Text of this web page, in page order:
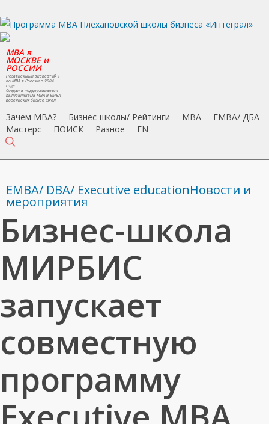
to
main
content
MBA в
МОСКВЕ и
РОССИИ
Независимый эксперт № 1
по MBA в России с 2004
года
Создан и поддерживается
выпускниками MBA и EMBA
российских бизнес-школ
Зачем MBA? Бизнес-школы/ Рейтинги MBA
EMBA/ ДБA
Мастерс
ПОИСК Разное EN
EMBA/ DBA/ Executive educationНовости и
мероприятия
Бизнес-школа
МИРБИС
запускает
совместную
программу